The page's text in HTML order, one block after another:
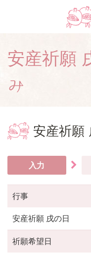
安産祈願
み
安産祈願
入力
行事
安産祈願 戌の日
祈願希望日